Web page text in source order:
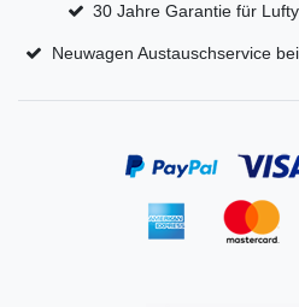
30 Jahre Garantie für
Neuwagen Austauschservice